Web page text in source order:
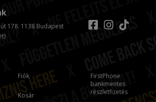
Fiók
Kosár
FirstPhone
bankmentes
részletfizetés
178. 1138 Budapest